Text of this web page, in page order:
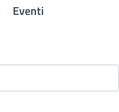
Eventi